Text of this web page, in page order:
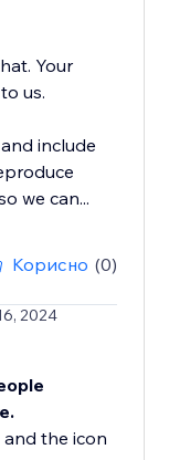
Your
us.
include
we can...
Корисно (0)
2024
the icon